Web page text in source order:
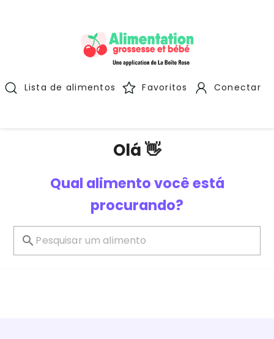
Lista de alimentos Favoritos Conectar
Olá 👋
Qual alimento você está
procurando?